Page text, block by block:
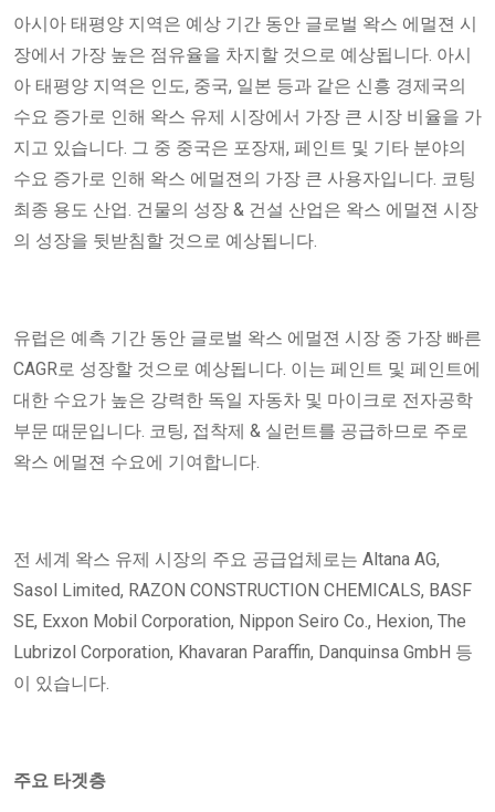
아시아 태평양 지역은 예상 기간 동안 글로벌 왁스 에멀젼 시
장에서 가장 높은 점유율을 차지할 것으로 예상됩니다. 아시
아 태평양 지역은 인도, 중국, 일본 등과 같은 신흥 경제국의
수요 증가로 인해 왁스 유제 시장에서 가장 큰 시장 비율을 가
지고 있습니다. 그 중 중국은 포장재, 페인트 및 기타 분야의
수요 증가로 인해 왁스 에멀젼의 가장 큰 사용자입니다. 코팅
최종 용도 산업. 건물의 성장 & 건설 산업은 왁스 에멀젼 시장
의 성장을 뒷받침할 것으로 예상됩니다.
유럽은 예측 기간 동안 글로벌 왁스 에멀젼 시장 중 가장 빠른
CAGR로 성장할 것으로 예상됩니다. 이는 페인트 및 페인트에
대한 수요가 높은 강력한 독일 자동차 및 마이크로 전자공학
부문 때문입니다. 코팅, 접착제 & 실런트를 공급하므로 주로
왁스 에멀젼 수요에 기여합니다.
전 세계 왁스 유제 시장의 주요 공급업체로는 Altana AG,
Sasol Limited, RAZON CONSTRUCTION CHEMICALS, BASF
SE, Exxon Mobil Corporation, Nippon Seiro Co., Hexion, The
Lubrizol Corporation, Khavaran Paraffin, Danquinsa GmbH 등
이 있습니다.
주요 타겟층